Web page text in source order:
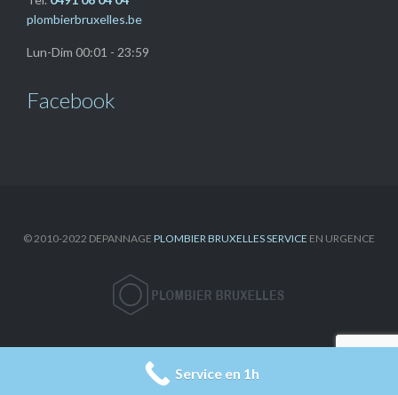
plombierbruxelles.be
Lun-Dim 00:01 - 23:59
Facebook
© 2010-2022 DEPANNAGE PLOMBIER BRUXELLES SERVICE EN URGENCE
SUIVEZ NOUS SUR LES RESEAUX SOCIAUX:
Service en 1h